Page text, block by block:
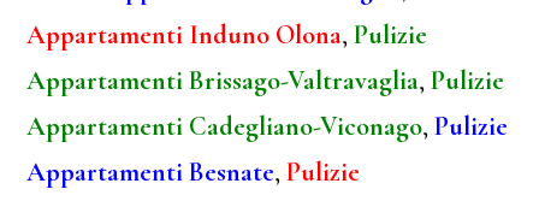
Appartamenti Induno Olona,Pulizie
Appartamenti Brissago-Valtravaglia,Pulizie
Appartamenti Cadegliano-Viconago,Pulizie
Appartamenti Besnate,Pulizie